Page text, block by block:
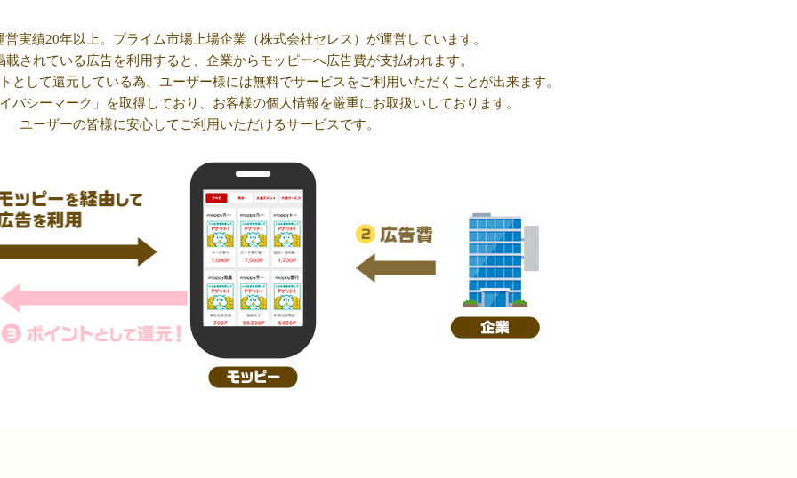
実績20年以上。プライム市場上場企業（株式会社セレス）が運営しています。
載されている広告を利用すると、企業からモッピーへ広告費が支払われます。
として還元している為、ユーザー様には無料でサービスをご利用いただくことが出来ます。
バシーマーク」を取得しており、お客様の個人情報を厳重にお取扱いしております。
ユーザーの皆様に安心してご利用いただけるサービスです。